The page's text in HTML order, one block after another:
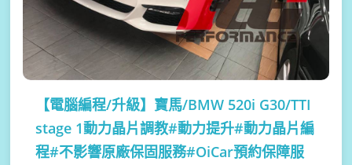
【電腦編程/升級】 寶馬/BMW 520i G30/TTI
stage 1動力晶片調教#動力提升#動力晶片編
程#不影響原廠保固服務#OiCar預約保障服